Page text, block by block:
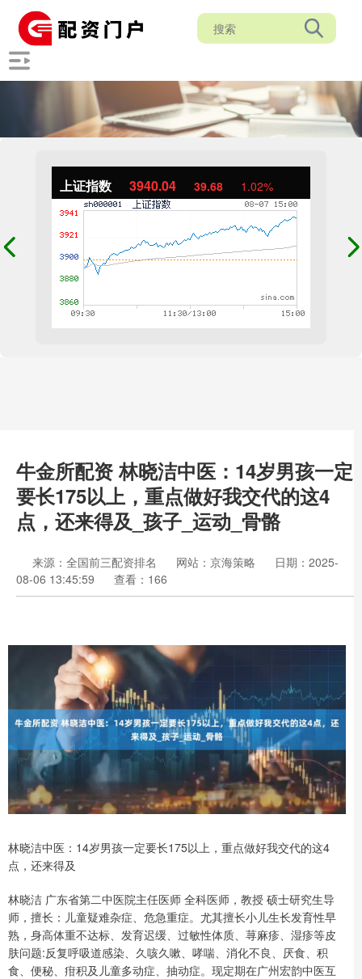
上证指数 3940.04 39.68 1.02%
牛金所配资 林晓洁中医：14岁男孩一定
要长175以上，重点做好我交代的这4
点，还来得及_孩子_运动_骨骼
来源：全国前三配资排名 网站：京海策略
日期：2025-
08-06 13:45:59
查看：166
林晓洁中医：14岁男孩一定要长175以上，重点做好我交代的这4
点，还来得及
林晓洁 广东省第二中医院主任医师 全科医师，教授 硕士研究生导
师，擅长：儿童疑难杂症、危急重症。尤其擅长小儿生长发育性早
熟，身高体重不达标、发育迟缓、过敏性体质、荨麻疹、湿疹等皮
肤问题:反复呼吸道感染、久咳久嗽、哮喘、消化不良、厌食、积
食、便秘、疳积及儿童多动症、抽动症。现定期在广州宏韵中医互